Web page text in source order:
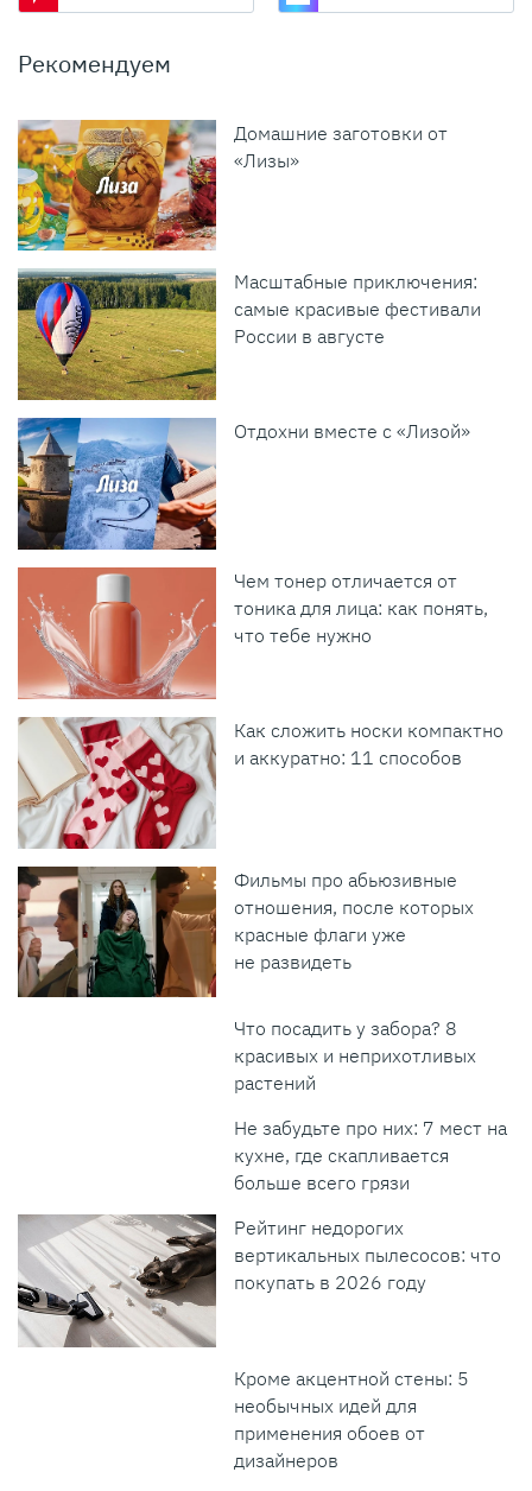
Рекомендуем
Домашние заготовки от
«Лизы»
Масштабные приключения:
самые красивые фестивали
России в августе
Отдохни вместе с «Лизой»
Чем тонер отличается от
тоника для лица: как понять,
что тебе нужно
Как сложить носки компактно
и аккуратно: 11 способов
Фильмы про абьюзивные
отношения, после которых
красные флаги уже
не развидеть
Что посадить у забора? 8
красивых и неприхотливых
растений
Не забудьте про них: 7 мест на
кухне, где скапливается
больше всего грязи
Рейтинг недорогих
вертикальных пылесосов: что
покупать в 2026 году
Кроме акцентной стены: 5
необычных идей для
применения обоев от
дизайнеров